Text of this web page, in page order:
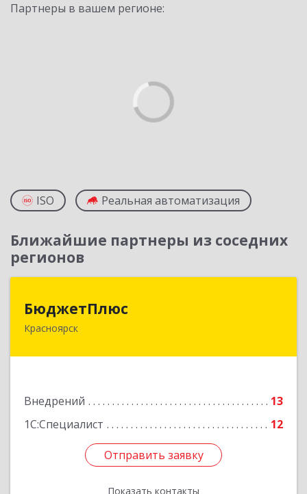
Партнеры в вашем регионе:
ISO Реальная автоматизация
Ближайшие партнеры из соседних
регионов
БюджетПлюс
Красноярск
Внедрений
13
1С:Специалист
12
Отправить заявку
Показать контакты
660028, Красноярский край, Красноярск г,
Отправить заявку
Назад